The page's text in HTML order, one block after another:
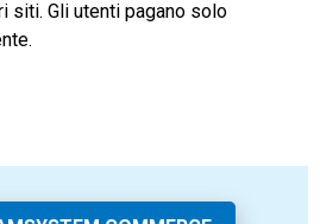
siti. Gli utenti pagano solo